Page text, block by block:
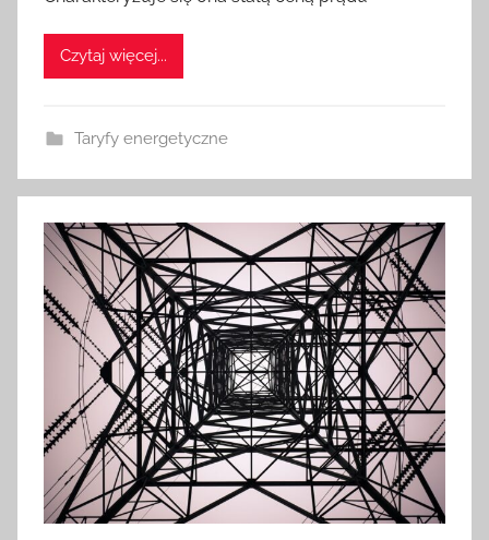
Czytaj więcej...
Taryfy energetyczne